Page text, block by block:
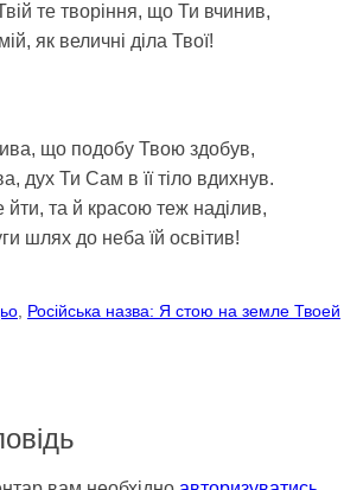
те творіння, що Ти вчинив,
як величні діла Твої!
що подобу Твою здобув,
дух Ти Сам в її тіло вдихнув.
та й красою теж наділив,
шлях до неба їй освітив!
Російська назва: Я стою на земле Твоей